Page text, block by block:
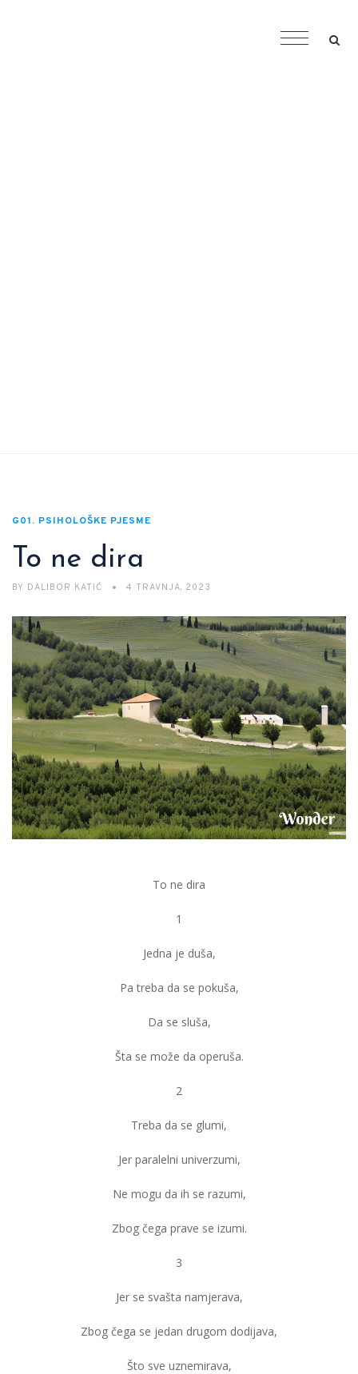
G01. PSIHOLOŠKE PJESME
To ne dira
BY DALIBOR KATIĆ 4 TRAVNJA, 2023
To ne dira
1
Jedna je duša,
Pa treba da se pokuša,
Da se sluša,
Šta se može da operuša.
2
Treba da se glumi,
Jer paralelni univerzumi,
Ne mogu da ih se razumi,
Zbog čega prave se izumi.
3
Jer se svašta namjerava,
Zbog čega se jedan drugom dodijava,
Što sve uznemirava,